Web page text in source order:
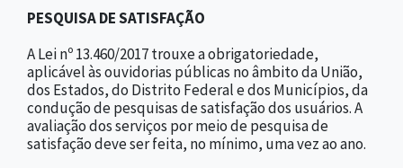
PESQUISA DE SATISFAÇÃO
A Lei nº 13.460/2017 trouxe a obrigatoriedade,
aplicável às ouvidorias públicas no âmbito da União,
dos Estados, do Distrito Federal e dos Municípios, da
condução de pesquisas de satisfação dos usuários. A
avaliação dos serviços por meio de pesquisa de
satisfação deve ser feita, no mínimo, uma vez ao ano.